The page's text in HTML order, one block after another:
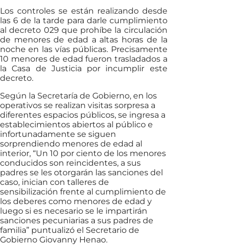
Los controles se están realizando desde
las 6 de la tarde para darle cumplimiento
al decreto 029 que prohíbe la circulación
de menores de edad a altas horas de la
noche en las vías públicas. Precisamente
10 menores de edad fueron trasladados a
la Casa de Justicia por incumplir este
decreto.
Según la Secretaría de Gobierno, en los
operativos se realizan visitas sorpresa a
diferentes espacios públicos, se ingresa a
establecimientos abiertos al público e
infortunadamente se siguen
sorprendiendo menores de edad al
interior, “Un 10 por ciento de los menores
conducidos son reincidentes, a sus
padres se les otorgarán las sanciones del
caso, inician con talleres de
sensibilización frente al cumplimiento de
los deberes como menores de edad y
luego si es necesario se le impartirán
sanciones pecuniarias a sus padres de
familia” puntualizó el Secretario de
Gobierno Giovanny Henao.